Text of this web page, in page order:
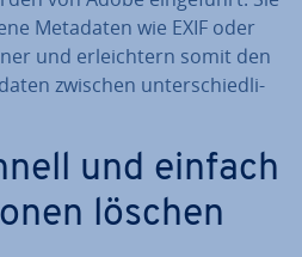
Metadaten wie EXIF oder
und er­leich­tern somit den
zwischen un­ter­schied­li­
und einfach
löschen